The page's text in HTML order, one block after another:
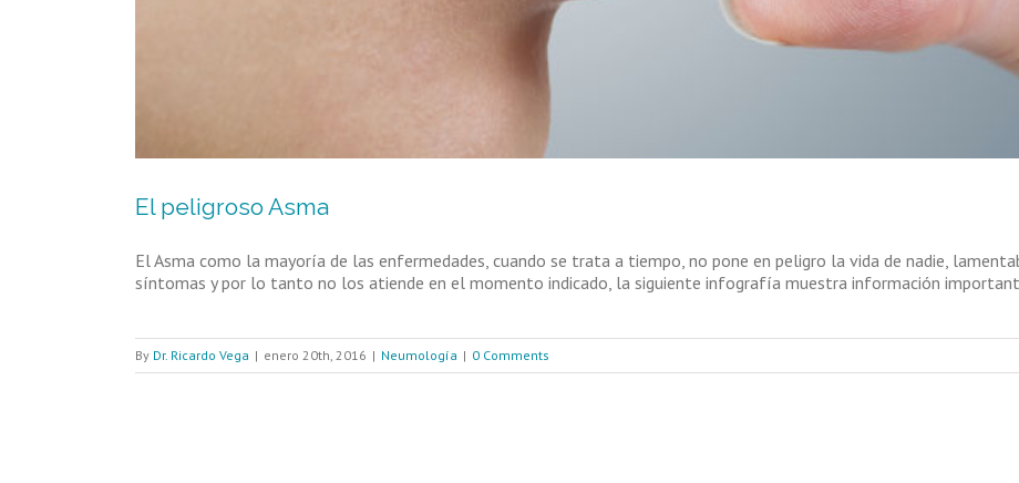
El peligroso Asma
El Asma como la mayoría de las enfermedades, cuando se trata a tiempo, no pone en peligro la vida de nadie,
síntomas y por lo tanto no los atiende en el momento indicado, la siguiente infografía muestra información
By Dr. Ricardo Vega | enero 20th, 2016 | Neumología | 0 Comments